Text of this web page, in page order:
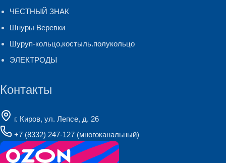
ЧЕСТНЫЙ ЗНАК
Шнуры Веревки
Шуруп-кольцо,костыль.полукольцо
ЭЛЕКТРОДЫ
Контакты
г. Киров, ул. Лепсе, д. 26
+7 (8332) 247-127 (многоканальный)